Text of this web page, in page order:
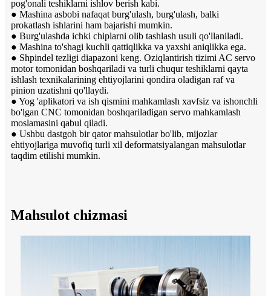
pog'onali teshiklarni ishlov berish kabi.
● Mashina asbobi nafaqat burg'ulash, burg'ulash, balki
prokatlash ishlarini ham bajarishi mumkin.
● Burg'ulashda ichki chiplarni olib tashlash usuli qo'llaniladi.
● Mashina to'shagi kuchli qattiqlikka va yaxshi aniqlikka ega.
● Shpindel tezligi diapazoni keng. Oziqlantirish tizimi AC servo
motor tomonidan boshqariladi va turli chuqur teshiklarni qayta
ishlash texnikalarining ehtiyojlarini qondira oladigan raf va
pinion uzatishni qo'llaydi.
● Yog 'aplikatori va ish qismini mahkamlash xavfsiz va ishonchli
bo'lgan CNC tomonidan boshqariladigan servo mahkamlash
moslamasini qabul qiladi.
● Ushbu dastgoh bir qator mahsulotlar bo'lib, mijozlar
ehtiyojlariga muvofiq turli xil deformatsiyalangan mahsulotlar
taqdim etilishi mumkin.
Mahsulot chizmasi